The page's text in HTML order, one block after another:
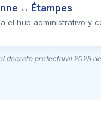
↔ Étampes
el hub administrativo y
decreto prefectoral 2025